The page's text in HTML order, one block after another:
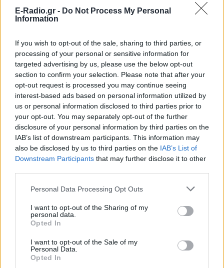
E-Radio.gr - Do Not Process My Personal
Information
If you wish to opt-out of the sale, sharing to third parties, or
processing of your personal or sensitive information for
targeted advertising by us, please use the below opt-out
section to confirm your selection. Please note that after your
opt-out request is processed you may continue seeing
interest-based ads based on personal information utilized by
us or personal information disclosed to third parties prior to
your opt-out. You may separately opt-out of the further
disclosure of your personal information by third parties on the
IAB’s list of downstream participants. This information may
also be disclosed by us to third parties on the IAB’s List of
Downstream Participants that may further disclose it to other
Personal Data Processing Opt Outs
I want to opt-out of the Sharing of my
personal data.
Opted In
I want to opt-out of the Sale of my
Personal Data.
Opted In
Οι fans δεν αντέχουν άλλες αυξήσεις: Τα
φθηνά εισιτήρια που εξαφανίζονται σε
Ο διάσημος κιθαρίστας απο τον
οποιο εμπνεύστηκε το όνομα
της η Αση Μπήλιου ‑ Πώς τη
βάφτισαν
Το πραγματικό της όνομα δεν είναι Αση:
Η απίστευτη ιστορία πίσω από την
απόφαση της Ασης Μπήλιου που
ελάχιστοι γνώριζαν
Το απογευματινό μπάνιο της
Μαρίας Σολωμού στη θάλασσα:
Η τέλεια ώρα, γράφει από τη
Σαντορίνη
Η ηθοποιός μοιράστηκε μία φωτογραφία